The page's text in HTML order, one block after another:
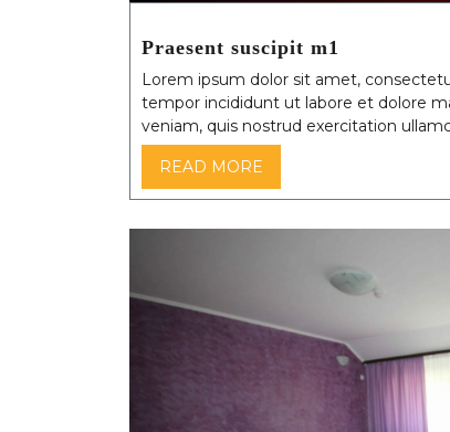
Praesent suscipit m1
Lorem ipsum dolor sit amet,
tempor incididunt ut labore et dolore
veniam, quis nostrud exercitation
READ MORE